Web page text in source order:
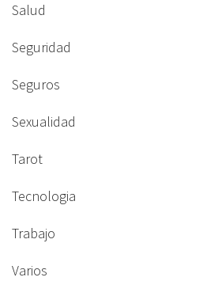
Salud
Seguridad
Seguros
Sexualidad
Tarot
Tecnologia
Trabajo
Varios